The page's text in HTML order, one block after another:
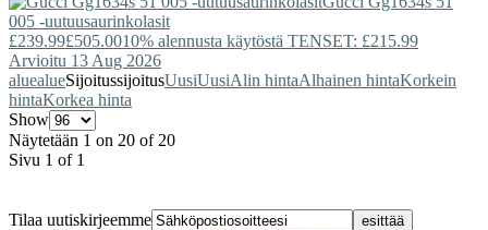
005 -uutuusaurinkolasit
£239.99£505.0010% alennusta käytöstä TENSET: £215.99
Arvioitu 13 Aug 2026
aluealueSijoitussijoitusUusiUusiAlin hintaAlhainen hintaKorkein
hintaKorkea hinta
Show
Näytetään 1 on 20 of 20
Sivu 1 of 1
Tilaa uutiskirjeemme